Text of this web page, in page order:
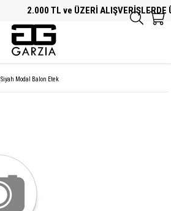
2.000 TL ve ÜZERİ ALIŞVERİŞLERDE
Siyah Modal Balon Etek